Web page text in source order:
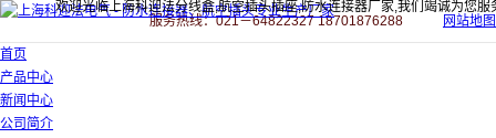
欢迎光临上海科迎法分线盒,航空插头插座,防水连接器厂家,我们竭诚为您服
服务热线：021－64822327 18701876288
网站地图
首页
产品中心
新闻中心
公司简介